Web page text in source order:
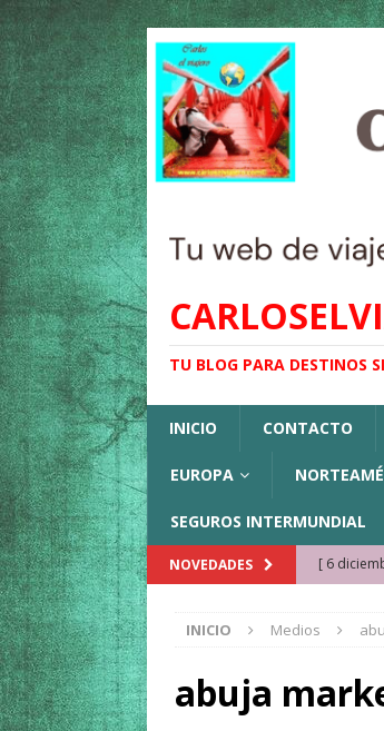
TU BLOG PARA DESTINOS
INICIO CONTACTO
EUROPA
SEGUROS INTERMUNDIAL
NOVEDADES [ 6
[ 22
INICIO Medios
abuja